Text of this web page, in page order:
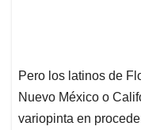
Pero los latinos de
Nuevo México o
variopinta en